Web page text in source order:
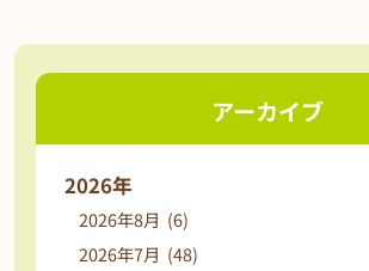
アーカイブ
2026年
2026年8月 (6)
2026年7月 (48)